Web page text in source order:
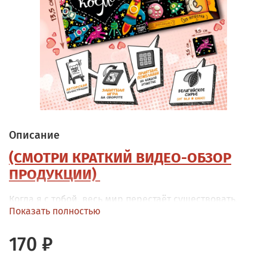
Описание
(СМОТРИ КРАТКИЙ ВИДЕО-ОБЗОР
ПРОДУКЦИИ)
Когда я с тобой, весь мир перестаёт существовать.
шоколадками, где каждая плитка завёрнута в
красочную этикетку со своим индивидуальным
Показать полностью
170 ₽